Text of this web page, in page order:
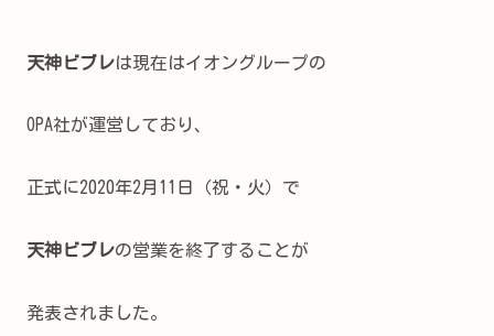
天神ビブレは現在はイオングループの
OPA社が運営しており、
正式に2020年2月11日（祝・火）で
天神ビブレの営業を終了することが
発表されました。